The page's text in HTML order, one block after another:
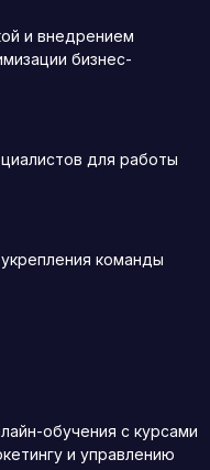
и внедрением
бизнес-
для работы
команды
обучения с курсами
и управлению